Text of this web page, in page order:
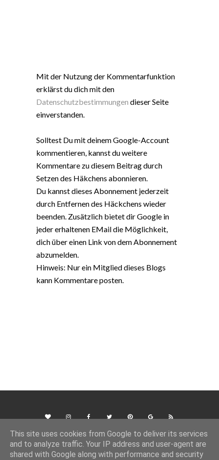
Mit der Nutzung der Kommentarfunktion
erklärst du dich mit den
Datenschutzbestimmungen dieser Seite
einverstanden.
Solltest Du mit deinem Google-Account
kommentieren, kannst du weitere
Kommentare zu diesem Beitrag durch
Setzen des Häkchens abonnieren.
Du kannst dieses Abonnement jederzeit
durch Entfernen des Häckchens wieder
beenden. Zusätzlich bietet dir Google in
jeder erhaltenen EMail die Möglichkeit,
dich über einen Link von dem Abonnement
abzumelden.
Hinweis: Nur ein Mitglied dieses Blogs
kann Kommentare posten.
Template Created By :ThemeXpose. All Rights
This site uses cookies from Google to deliver its services
and to analyze traffic. Your IP address and user-agent are
shared with Google along with performance and security